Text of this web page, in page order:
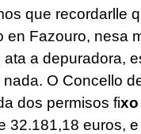
que recordarlle
en Fazouro, nesa
ata a depuradora,
O Concello
dos permisos fixo
32.181,18 euros,